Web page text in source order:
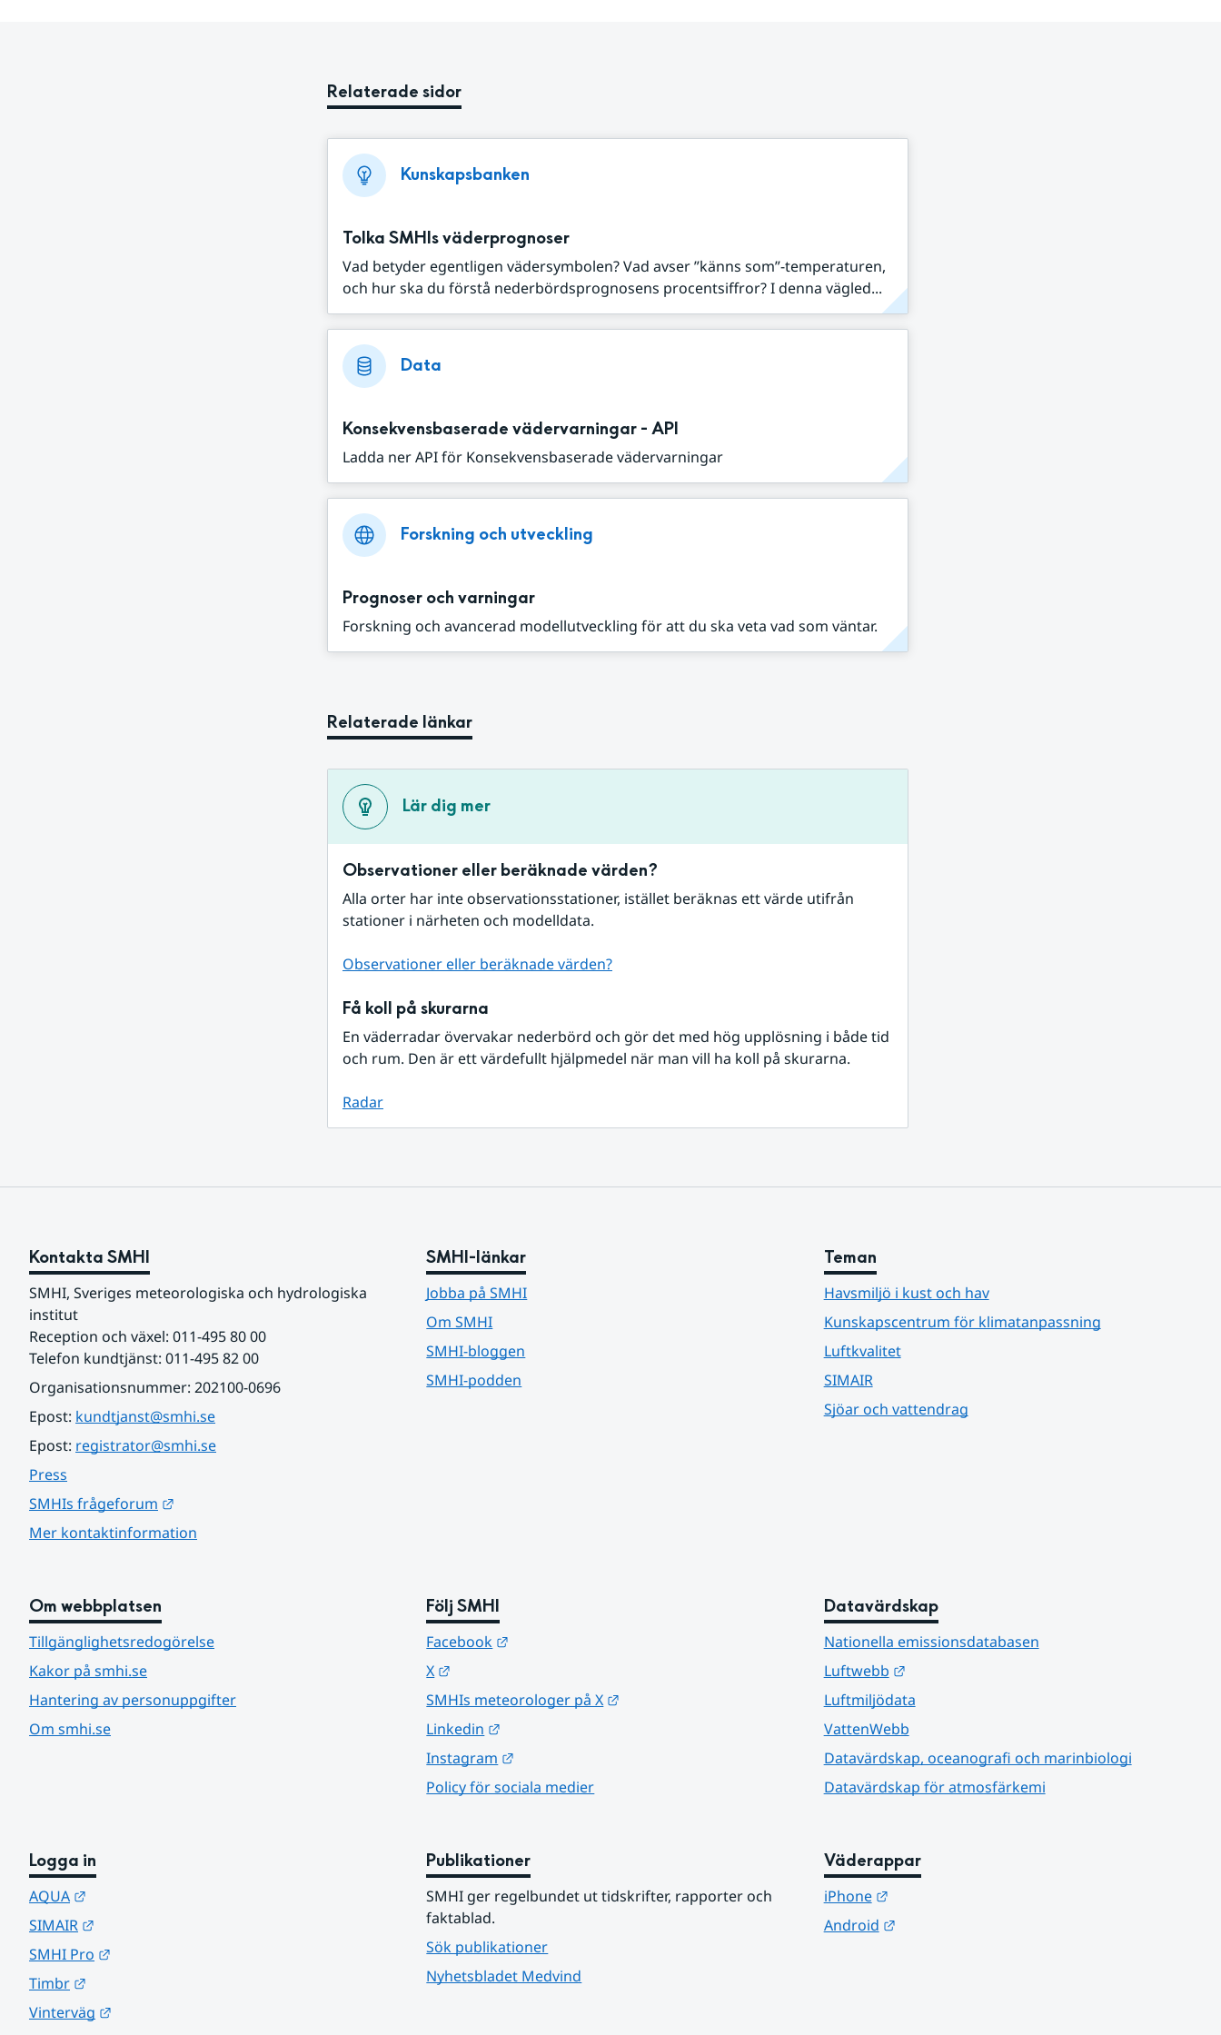
Relaterade sidor
Kunskapsbanken
Tolka SMHIs väderprognoser
Vad betyder egentligen vädersymbolen? Vad avser ”känns som”-temperaturen,
och hur ska du förstå nederbördsprognosens procentsiffror? I denna vägled...
Data
Konsekvensbaserade vädervarningar - API
Ladda ner API för Konsekvensbaserade vädervarningar
Forskning och utveckling
Prognoser och varningar
Forskning och avancerad modellutveckling för att du ska veta vad som väntar.
Relaterade länkar
Lär dig mer
Observationer eller beräknade värden?
Alla orter har inte observationsstationer, istället beräknas ett värde utifrån
stationer i närheten och modelldata.
Observationer eller beräknade värden?
Få koll på skurarna
En väderradar övervakar nederbörd och gör det med hög upplösning i både tid
och rum. Den är ett värdefullt hjälpmedel när man vill ha koll på skurarna.
Radar
Kontakta SMHI
SMHI, Sveriges meteorologiska och hydrologiska
institut
Reception och växel: 011-495 80 00
Telefon kundtjänst: 011-495 82 00
Organisationsnummer: 202100-0696
Epost: kundtjanst@smhi.se
Epost: registrator@smhi.se
Press
SMHIs frågeforum
Mer kontaktinformation
SMHI-länkar
Jobba på SMHI
Om SMHI
SMHI-bloggen
SMHI-podden
Teman
Havsmiljö i kust och hav
Kunskapscentrum för klimatanpassning
Luftkvalitet
SIMAIR
Sjöar och vattendrag
Om webbplatsen
Tillgänglighetsredogörelse
Kakor på smhi.se
Hantering av personuppgifter
Om smhi.se
Följ SMHI
Facebook
X
SMHIs meteorologer på X
Linkedin
Instagram
Policy för sociala medier
Datavärdskap
Nationella emissionsdatabasen
Luftwebb
Länk till annan webbplats.
Luftmiljödata
VattenWebb
Datavärdskap, oceanografi och marinbiologi
Datavärdskap för atmosfärkemi
Logga in
AQUA
SIMAIR
SMHI Pro
Timbr
Vinterväg
Publikationer
SMHI ger regelbundet ut tidskrifter, rapporter och
faktablad.
Sök publikationer
Nyhetsbladet Medvind
Väderappar
iPhone
Länk till annan webbplats.
Android
Länk till annan webbplats.